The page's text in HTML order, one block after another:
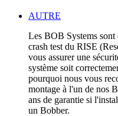
AUTRE
Les BOB Systems
crash test du RISE
vous assurer une
système soit
pourquoi nous vous
montage à l'un de nos
ans de garantie si
un Bobber.